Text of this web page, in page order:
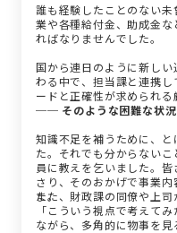
誰も経験したことのない
業や各種給付金、助成金
ればなりませんでした。
国から連日のように新し
わる中で、担当課と連携
ードと正確性が求められる
── そのような困難な状況
知識不足を補うために、
た。それでも分からない
員に教えを乞いました。
さり、そのおかげで事業
た。
また、財政課の同僚や上司
「こういう視点で考えて
ながら、多角的に物事を見